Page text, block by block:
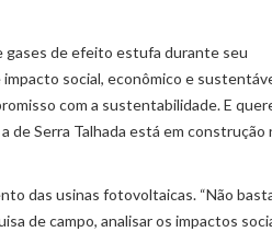
gases de efeito estufa durante seu
social, econômico e
com a sustentabilidade. E
de Serra Talhada está em construção
das usinas fotovoltaicas. “Não
de campo, analisar os impactos